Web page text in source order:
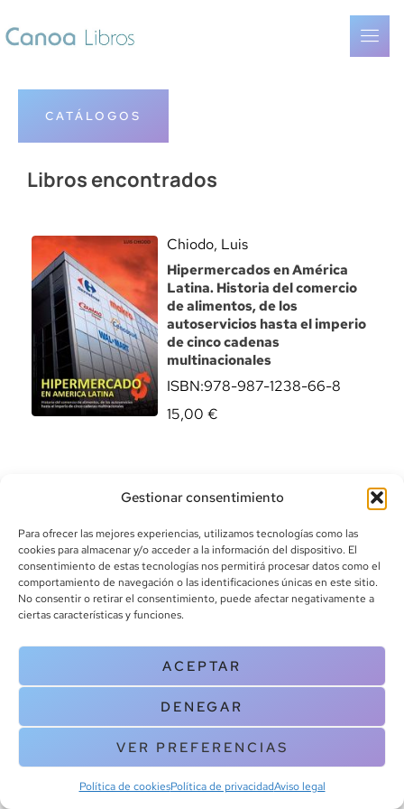
Gestionar consentimiento
Para ofrecer las mejores experiencias, utilizamos tecnologías como las
cookies para almacenar y/o acceder a la información del dispositivo. El
consentimiento de estas tecnologías nos permitirá procesar datos como el
comportamiento de navegación o las identificaciones únicas en este sitio.
No consentir o retirar el consentimiento, puede afectar negativamente a
ciertas características y funciones.
ACEPTAR
DENEGAR
VER PREFERENCIAS
Política de cookiesPolítica de privacidadAviso legal
CATÁLOGOS
Libros encontrados
Chiodo, Luis
Hipermercados en América
Latina. Historia del comercio
de alimentos, de los
autoservicios hasta el imperio
de cinco cadenas
multinacionales
ISBN:978-987-1238-66-8
15,00 €
info@canoalibros.com
pedidos@canoalibros.com
+34 934 242 391
Copyright © 2025 Canoa Libros. All Rights Reserved |
cookies
| Aviso legal
| Contacto